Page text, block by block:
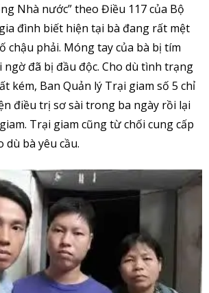
Nhà nước” theo Điều 117 của Bộ
đình biết hiện tại bà đang rất mệt
chậu phải. Móng tay của bà bị tím
ngờ đã bị đầu độc. Cho dù tình trạng
kém, Ban Quản lý Trại giam số 5 chỉ
điều trị sơ sài trong ba ngày rồi lại
Trại giam cũng từ chối cung cấp
dù bà yêu cầu.